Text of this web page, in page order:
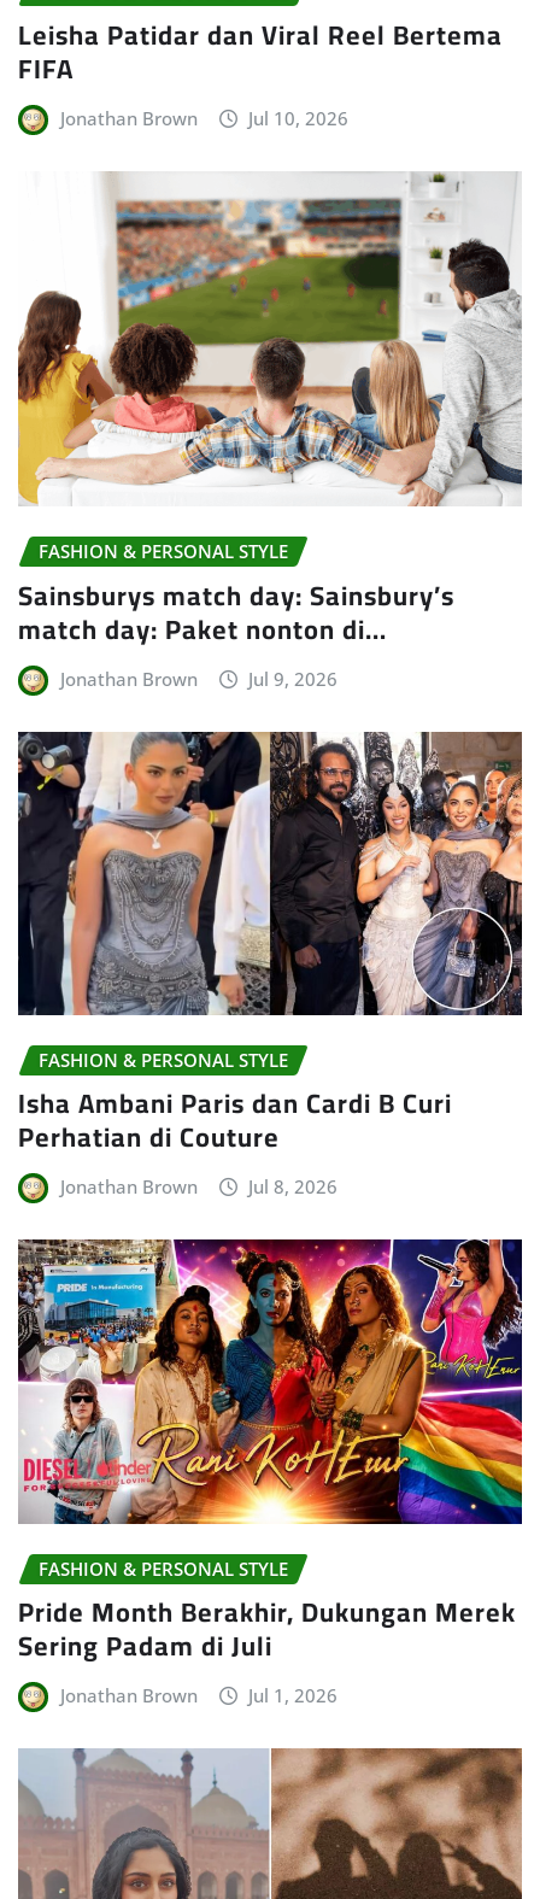
Leisha Patidar dan Viral Reel Bertema
FIFA
Jonathan Brown Jul 10, 2026
FASHION & PERSONAL STYLE
Sainsburys match day: Sainsbury’s
match day: Paket nonton di…
Jonathan Brown Jul 9, 2026
FASHION & PERSONAL STYLE
Isha Ambani Paris dan Cardi B Curi
Perhatian di Couture
Jonathan Brown Jul 8, 2026
FASHION & PERSONAL STYLE
Pride Month Berakhir, Dukungan Merek
Sering Padam di Juli
Jonathan Brown Jul 1, 2026